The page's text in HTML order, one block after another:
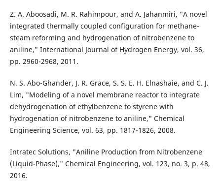
Z. A. Aboosadi, M. R. Rahimpour, and A. Jahanmiri, "A novel
integrated thermally coupled configuration for methane-
steam reforming and hydrogenation of nitrobenzene to
aniline," International Journal of Hydrogen Energy, vol. 36,
pp. 2960-2968, 2011.
N. S. Abo-Ghander, J. R. Grace, S. S. E. H. Elnashaie, and C. J.
Lim, "Modeling of a novel membrane reactor to integrate
dehydrogenation of ethylbenzene to styrene with
hydrogenation of nitrobenzene to aniline," Chemical
Engineering Science, vol. 63, pp. 1817-1826, 2008.
Intratec Solutions, "Aniline Production from Nitrobenzene
(Liquid-Phase)," Chemical Engineering, vol. 123, no. 3, p. 48,
2016.